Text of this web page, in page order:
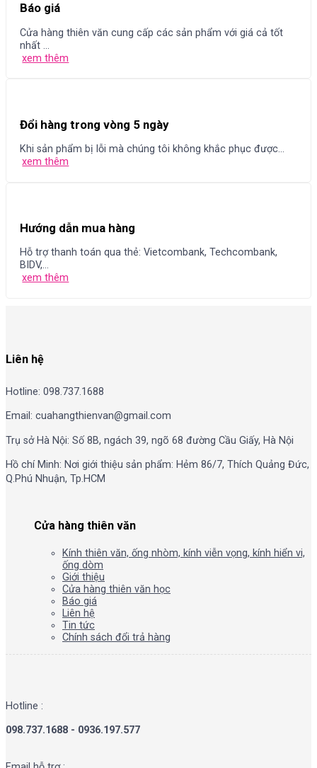
Báo giá
Cửa hàng thiên văn cung cấp các sản phẩm với giá cả tốt
nhất ...
xem thêm
Đổi hàng trong vòng 5 ngày
Khi sản phẩm bị lỗi mà chúng tôi không khắc phục được...
xem thêm
Hướng dẫn mua hàng
Hỗ trợ thanh toán qua thẻ: Vietcombank, Techcombank,
BIDV,...
xem thêm
Liên hệ
Hotline: 098.737.1688
Email: cuahangthienvan@gmail.com
Trụ sở Hà Nội: Số 8B, ngách 39, ngõ 68 đường Cầu Giấy, Hà Nội
Hồ chí Minh: Nơi giới thiệu sản phẩm: Hẻm 86/7, Thích Quảng Đức,
Q.Phú Nhuận, Tp.HCM
Cửa hàng thiên văn
Kính thiên văn, ống nhòm, kính viễn vọng, kính hiển vi,
ống dòm
Giới thiệu
Cửa hàng thiên văn học
Báo giá
Liên hệ
Tin tức
Chính sách đổi trả hàng
Hotline :
098.737.1688 - 0936.197.577